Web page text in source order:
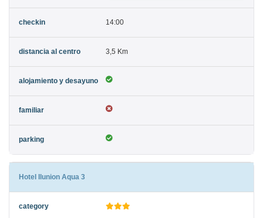
14:00
3,5 Km
Hotel Ilunion Aqua 3